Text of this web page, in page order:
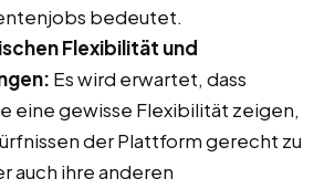
bedeutet.
Flexibilität und
Es wird erwartet, dass
eine gewisse Flexibilität zeigen,
der Plattform gerecht zu
auch ihre anderen